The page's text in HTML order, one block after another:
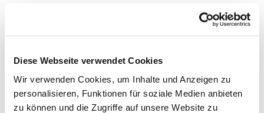
Diese Webseite verwendet Cookies
Wir verwenden Cookies, um Inhalte und Anzeigen zu
personalisieren, Funktionen für soziale Medien anbieten
zu können und die Zugriffe auf unsere Website zu